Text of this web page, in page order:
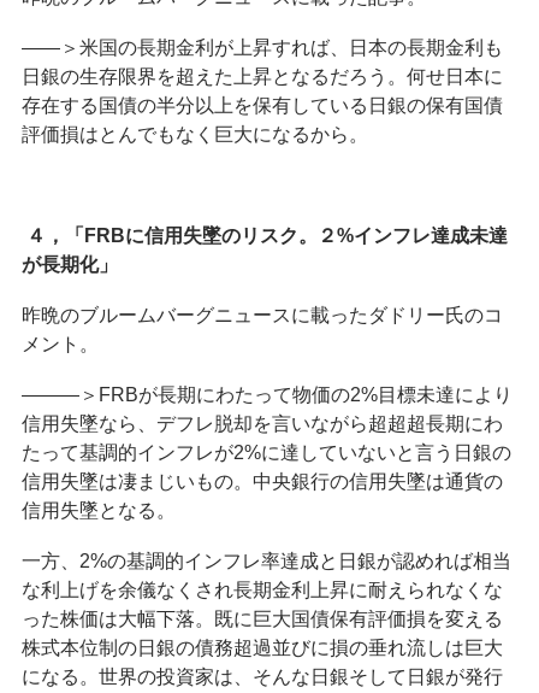
――＞米国の長期金利が上昇すれば、日本の長期金利も
日銀の生存限界を超えた上昇となるだろう。何せ日本に
存在する国債の半分以上を保有している日銀の保有国債
評価損はとんでもなく巨大になるから。
４，「FRBに信用失墜のリスク。２%インフレ達成未達
が長期化」
昨晩のブルームバーグニュースに載ったダドリー氏のコ
メント。
―――＞FRBが長期にわたって物価の2%目標未達により
信用失墜なら、デフレ脱却を言いながら超超超長期にわ
たって基調的インフレが2%に達していないと言う日銀の
信用失墜は凄まじいもの。中央銀行の信用失墜は通貨の
信用失墜となる。
一方、2%の基調的インフレ率達成と日銀が認めれば相当
な利上げを余儀なくされ長期金利上昇に耐えられなくな
った株価は大幅下落。既に巨大国債保有評価損を変える
株式本位制の日銀の債務超過並びに損の垂れ流しは巨大
になる。世界の投資家は、そんな日銀そして日銀が発行